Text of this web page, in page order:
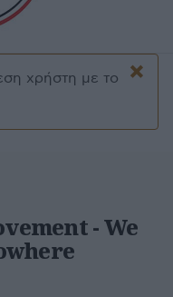
×
χρήστη με το
- We